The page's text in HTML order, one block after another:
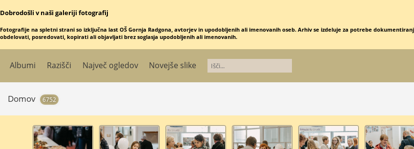
Dobrodošli v naši galeriji fotografij
Fotografije na spletni strani so izključna last OŠ Gornja Radgona, avtorjev in upodobljenih ali imenovanih oseb. Arhiv se izdeluje za potrebe
obdelovati, posredovati, kopirati ali objavljati brez soglasja upodobljenih ali imenovanih.
Albumi Razišči Največ ogledov Novejše slike
Domov 6752